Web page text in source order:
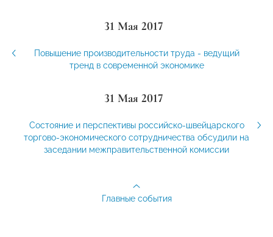
31 Мая 2017
Повышение производительности труда - ведущий
тренд в современной экономике
31 Мая 2017
Состояние и перспективы российско-швейцарского
торгово-экономического сотрудничества обсудили на
заседании межправительственной комиссии
Главные события